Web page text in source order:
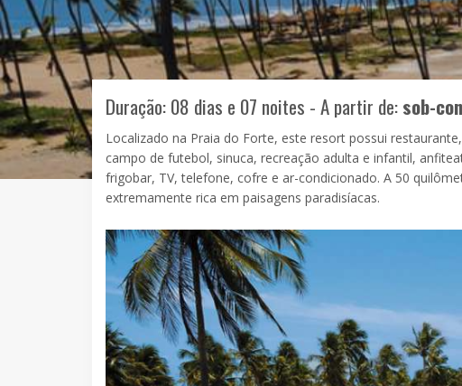
Duração: 08 dias e 07 noites - A partir de:sob-
Localizado na Praia do Forte, este resort possui
campo de futebol, sinuca, recreação adulta e infantil,
frigobar, TV, telefone, cofre e ar-condicionado. A 50
extremamente rica em paisagens paradisíacas.